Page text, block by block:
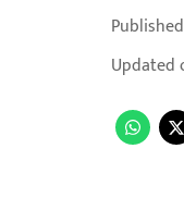
Updated